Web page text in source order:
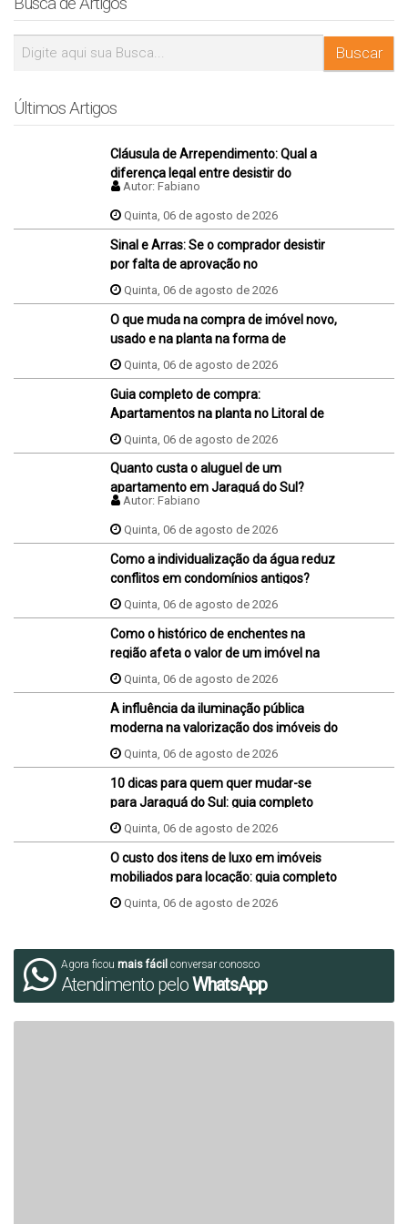
Últimos Artigos
Cláusula de Arrependimento: Qual a
diferença legal entre desistir do
negócio antes e depois da assinatura
da promessa de compra e venda do
imóvel?
Autor: Fabiano
Quinta, 06 de agosto de 2026
Sinal e Arras: Se o comprador desistir
por falta de aprovação no
financiamento, ele perde o sinal dados
na proposta?
Quinta, 06 de agosto de 2026
O que muda na compra de imóvel novo,
usado e na planta na forma de
pagamento?
Quinta, 06 de agosto de 2026
Guia completo de compra:
Apartamentos na planta no Litoral de
SCQuinta, 06 de agosto de 2026
Quanto custa o aluguel de um
apartamento em Jaraguá do Sul?
Autor: Fabiano
Quinta, 06 de agosto de 2026
Como a individualização da água reduz
conflitos em condomínios antigos?
Quinta, 06 de agosto de 2026
Como o histórico de enchentes na
região afeta o valor de um imóvel na
hora da venda ou da compra?
Quinta, 06 de agosto de 2026
A influência da iluminação pública
moderna na valorização dos imóveis do
bairroQuinta, 06 de agosto de 2026
10 dicas para quem quer mudar-se
para Jaraguá do Sul: guia completo
Quinta, 06 de agosto de 2026
O custo dos itens de luxo em imóveis
mobiliados para locação: guia completo
Quinta, 06 de agosto de 2026
Agora ficou mais fácil conversar conosco
Atendimento peloWhatsApp